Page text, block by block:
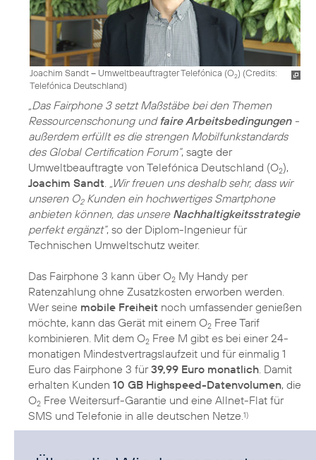
Joachim Sandt – Umweltbeauftragter Telefónica (O2) (Credits:
Telefónica Deutschland)
„Das Fairphone 3 setzt Maßstäbe bei den Themen
Ressourcenschonung und faire Arbeitsbedingungen-
außerdem erfüllt es die strengen Mobilfunkstandards
des Global Certification Forum“, sagte der
Umweltbeauftragte von Telefónica Deutschland (O2),
Joachim Sandt
„Wir freuen uns deshalb sehr, dass wir
unseren O2Kunden ein hochwertiges Smartphone
anbieten können, das unsere Nachhaltigkeitsstrategie
perfekt ergänzt“, so der Diplom-Ingenieur für
Technischen Umweltschutz weiter.
Das Fairphone 3 kann über O2 My Handy per
Ratenzahlung ohne Zusatzkosten erworben werden.
Wer seine mobile Freiheit noch umfassender genießen
möchte, kann das Gerät mit einem O2 Free Tarif
kombinieren. Mit dem O2 Free M gibt es bei einer 24-
monatigen Mindestvertragslaufzeit und für einmalig 1
Euro das Fairphone 3 für39,99 Euro monatlich . Damit
erhalten Kunden 10 GB Highspeed-Datenvolumen, die
O2 Free Weitersurf-Garantie und eine Allnet-Flat für
SMS und Telefonie in alle deutschen Netze. 1)